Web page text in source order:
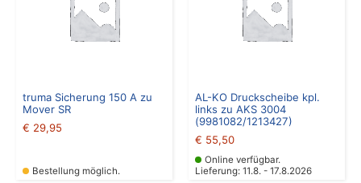
truma Sicherung 150 A zu
Mover SR
€ 29,95
Bestellung möglich.
AL-KO Druckscheibe kpl.
links zu AKS 3004
(9981082/1213427)
€ 55,50
Online verfügbar.
Lieferung: 11.8. - 17.8.2026